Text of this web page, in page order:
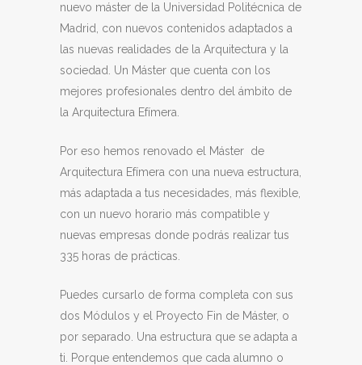
nuevo máster de la Universidad Politécnica de
Madrid, con nuevos contenidos adaptados a
las nuevas realidades de la Arquitectura y la
sociedad. Un Máster que cuenta con los
mejores profesionales dentro del ámbito de
la Arquitectura Efímera.
Por eso hemos renovado el Máster de
Arquitectura Efímera con una nueva estructura,
más adaptada a tus necesidades, más flexible,
con un nuevo horario más compatible y
nuevas empresas donde podrás realizar tus
335 horas de prácticas.
Puedes cursarlo de forma completa con sus
dos Módulos y el Proyecto Fin de Máster, o
por separado. Una estructura que se adapta a
ti. Porque entendemos que cada alumno o